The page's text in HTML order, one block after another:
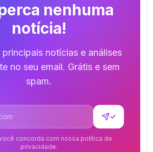
nenhuma
notícia!
principais notícias e análises
no seu email. Grátis e sem
spam.
✓
concorda com nossa política de
privacidade.